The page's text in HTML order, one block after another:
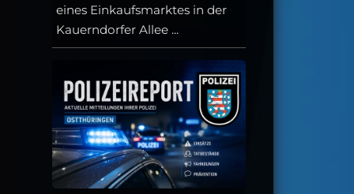
eines Einkaufsmarktes in der
Kauerndorfer Allee ...